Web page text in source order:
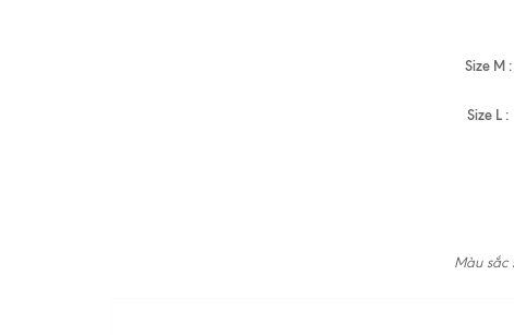
Size M
Size L
Màu sắc